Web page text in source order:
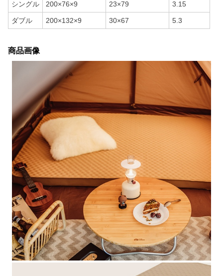
シングル 200×76×9 23×79 3.15
ダブル 200×132×9 30×67 5.3
商品画像